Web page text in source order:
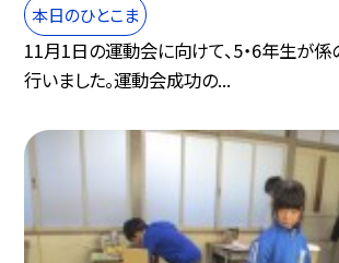
本日のひとこま
11月1日の運動会に向けて、5・6年生が
行いました。運動会成功の...